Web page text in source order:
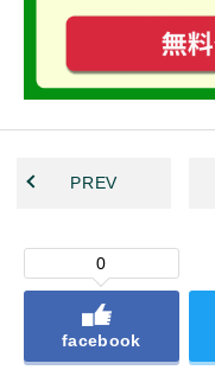
PREV
0
facebook